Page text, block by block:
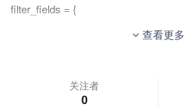
filter_fields = {
"gender": ["icontains"],
"is_active": ["icontains"],
查看更多
关注者
0